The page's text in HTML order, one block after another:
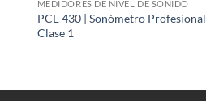
MEDIDORES DE NIVEL DE SONIDO
PCE 430 | Sonómetro Profesional
Clase 1